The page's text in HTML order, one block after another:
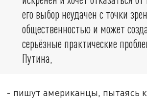
его выбор неудачен с точки
общественностью и может
серьёзные практические
Путина,
- пишут американцы, пытаясь